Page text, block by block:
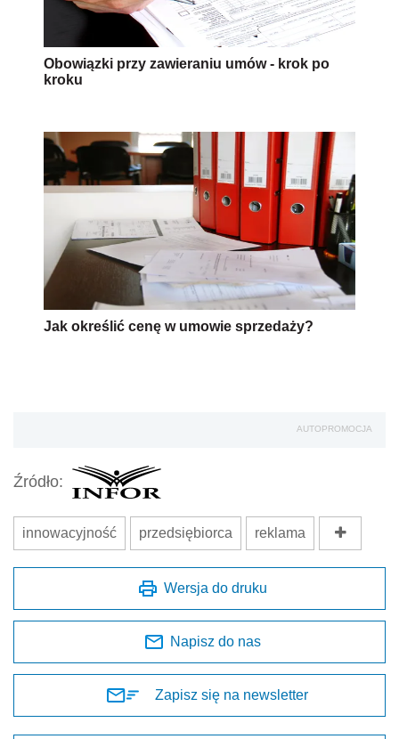
Obowiązki przy zawieraniu umów - krok po
kroku
Jak określić cenę w umowie sprzedaży?
AUTOPROMOCJA
Źródło:
innowacyjność przedsiębiorca reklama
Wersja do druku
Napisz do nas
Zapisz się na newsletter